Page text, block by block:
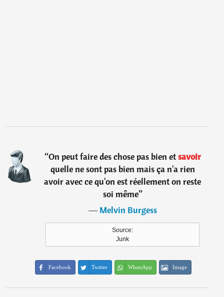
“On peut faire des chose pas bien etsavoir
quelle ne sont pas bien mais ça n'a rien
avoir avec ce qu'on est réellement on reste
soi même”
―Melvin Burgess
Source:
Junk
Facebook Twitter WhatsApp Image